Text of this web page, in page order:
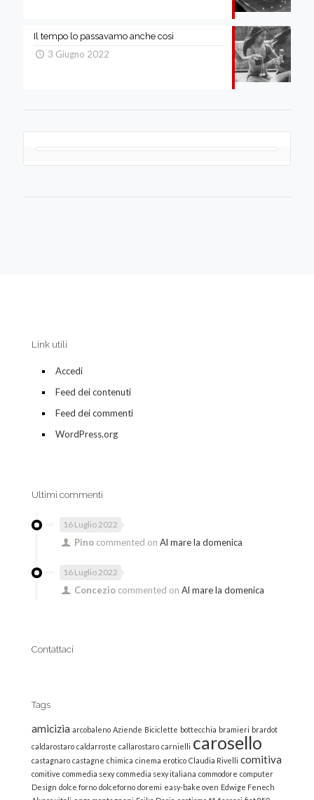
Il tempo lo passavamo anche così
3 Giugno 2022
Link utili
Accedi
Feed dei contenuti
Feed dei commenti
WordPress.org
Ultimi commenti
16 Luglio 2022
Pino commented onAl mare la domenica
16 Luglio 2022
Concezio commented onAl mare la domenica
Contattaci
Tags
amicizia arcobaleno Aziende Biciclette bottecchia bramieri brardot
caldarostaro caldarroste callarostaro carnielli carosello
castagnaro castagne chimica cinema erotico Claudia Rivelli comitiva
comitive commedia sexy commedia sexy italiana commodore computer
Design dolce forno dolceforno doremi easy-bake oven Edwige Fenech